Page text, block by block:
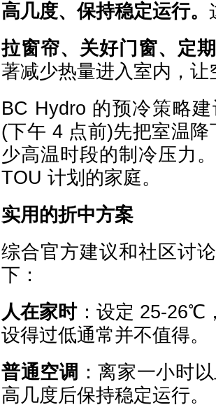
高几度、保持稳定运行。
拉窗帘、关好门窗、定
著减少热量进入室内，
BC Hydro 的预冷策略
(下午 4 点前)先把室温
少高温时段的制冷压力
TOU 计划的家庭。
实用的折中方案
综合官方建议和社区讨
下：
人在家时：设定 25-26℃
设得过低通常并不值得。
普通空调 ：离家一小时
高几度后保持稳定运行。